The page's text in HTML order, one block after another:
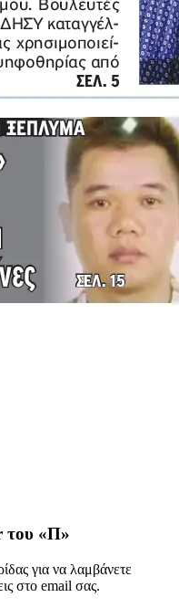
του «Π»
για να λαμβάνετε
στο email σας.